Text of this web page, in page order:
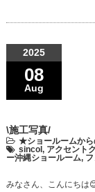
2025
08
Aug
\施工写真/
★ショールームから
sincol, アクセント
ー沖縄ショールーム,
みなさん、こんにちは